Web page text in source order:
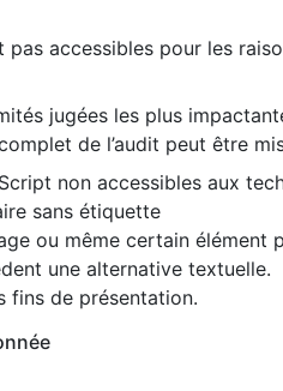
accessibles pour les
jugées les plus
de l’audit peut être
non accessibles aux
sans étiquette
ou même certain élément
une alternative textuelle.
fins de présentation.